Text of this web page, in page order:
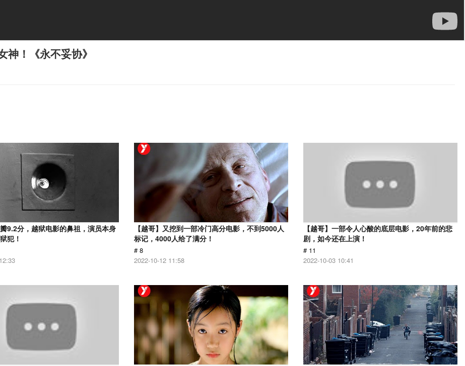
神！《永不妥协》
瓣9.2分，越狱电影的鼻祖，演员本身
犯！
【越哥】又挖到一部冷门高分电影，不到5000人
标记，4000人给了满分！
# 8
2022-10-12 11:58
【越哥】一部令人心酸的底层电影，20年前的悲
剧，如今还在上演！
# 11
2022-10-03 10:41